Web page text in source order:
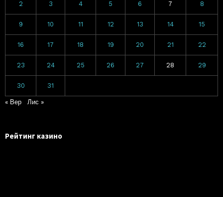
2 3 4 5 6 7 8
9 10 11 12 13 14 15
16 17 18 19 20 21 22
23 24 25 26 27 28 29
30 31
« Вер Лис »
Рейтинг казино